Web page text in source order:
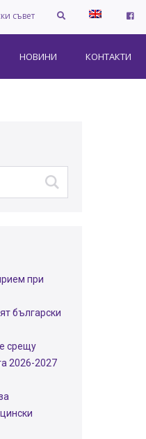
съвет
КОНТАКТИ
НОВИНИ
при
български
срещу
2026-2027